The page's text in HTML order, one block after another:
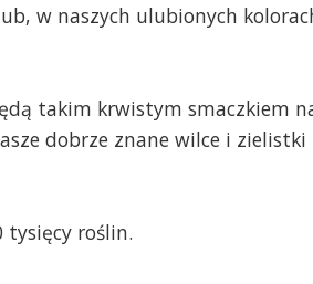
w naszych ulubionych
takim krwistym smaczkiem
dobrze znane wilce i zielistki
tysięcy roślin.